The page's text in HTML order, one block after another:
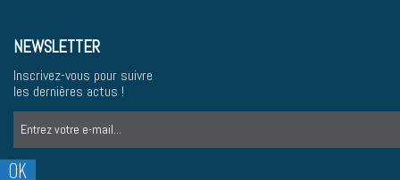
NEWSLETTER
Inscrivez-vous pour suivre
les dernières actus !